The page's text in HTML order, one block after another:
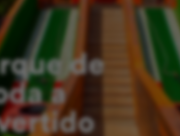
de
a